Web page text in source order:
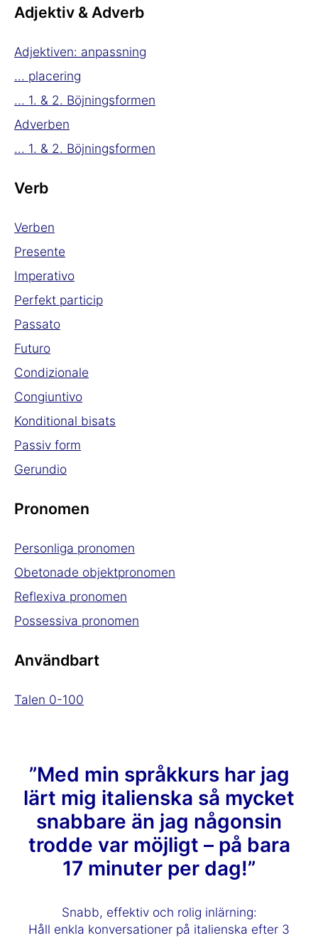
Adjektiv & Adverb
Adjektiven: anpassning
... placering
... 1. & 2. Böjningsformen
Adverben
... 1. & 2. Böjningsformen
Verb
Verben
Presente
Imperativo
Perfekt particip
Passato
Futuro
Condizionale
Congiuntivo
Konditional bisats
Passiv form
Gerundio
Pronomen
Personliga pronomen
Obetonade objektpronomen
Reflexiva pronomen
Possessiva pronomen
Användbart
Talen 0-100
”Med min språkkurs har jag
lärt mig italienska så mycket
snabbare än jag någonsin
trodde var möjligt – på bara
17 minuter per dag!”
Snabb, effektiv och rolig inlärning:
Håll enkla konversationer på italienska efter 3